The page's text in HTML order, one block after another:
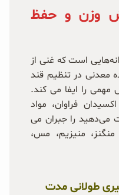
وزن و حفظ
است که غنی از
معدنی در تنظیم قند
را ایفا می کند.
فراوان، مواد
را جبران می
منیزیم، مس،
طولانی مدت